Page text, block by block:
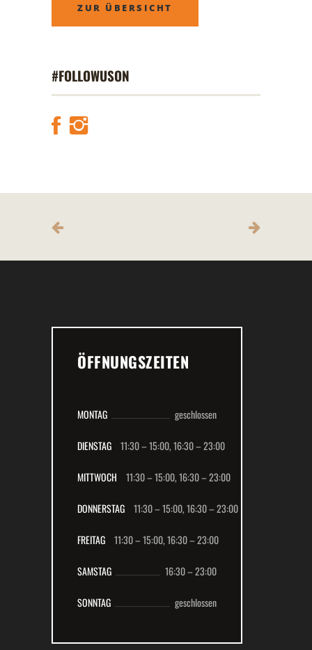
ZUR ÜBERSICHT
#FOLLOWUSON
ÖFFNUNGSZEITEN
MONTAG geschlossen
DIENSTAG 11:30 – 15:00,16:30 – 23:00
MITTWOCH 11:30 – 15:00,16:30 – 23:00
DONNERSTAG 11:30 – 15:00,16:30 – 23:00
FREITAG 11:30 – 15:00,16:30 – 23:00
SAMSTAG 16:30 –23:00
SONNTAG geschlossen